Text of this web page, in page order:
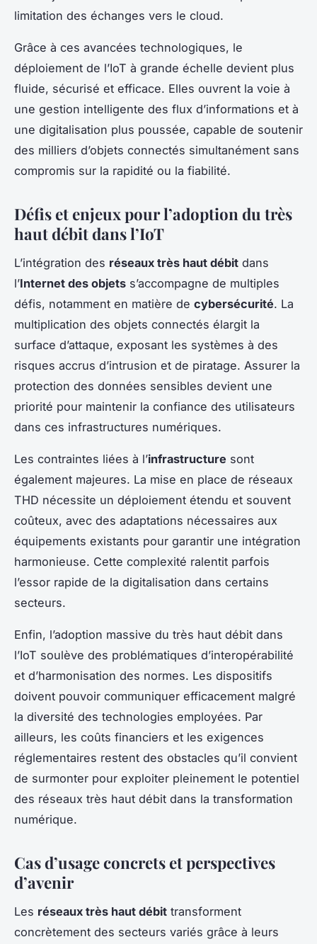
limitation des échanges vers le cloud.
Grâce à ces avancées technologiques, le
déploiement de l’IoT à grande échelle devient plus
fluide, sécurisé et efficace. Elles ouvrent la voie à
une gestion intelligente des flux d’informations et à
une digitalisation plus poussée, capable de soutenir
des milliers d’objets connectés simultanément sans
compromis sur la rapidité ou la fiabilité.
Défis et enjeux pour l’adoption du très
haut débit dans l’IoT
L’intégration des réseaux très haut débit dans
l’Internet des objets s’accompagne de multiples
défis, notamment en matière de cybersécurité. La
multiplication des objets connectés élargit la
surface d’attaque, exposant les systèmes à des
risques accrus d’intrusion et de piratage. Assurer la
protection des données sensibles devient une
priorité pour maintenir la confiance des utilisateurs
dans ces infrastructures numériques.
Les contraintes liées à l’infrastructure sont
également majeures. La mise en place de réseaux
THD nécessite un déploiement étendu et souvent
coûteux, avec des adaptations nécessaires aux
équipements existants pour garantir une intégration
harmonieuse. Cette complexité ralentit parfois
l’essor rapide de la digitalisation dans certains
secteurs.
Enfin, l’adoption massive du très haut débit dans
l’IoT soulève des problématiques d’interopérabilité
et d’harmonisation des normes. Les dispositifs
doivent pouvoir communiquer efficacement malgré
la diversité des technologies employées. Par
ailleurs, les coûts financiers et les exigences
réglementaires restent des obstacles qu’il convient
de surmonter pour exploiter pleinement le potentiel
des réseaux très haut débit dans la transformation
numérique.
Cas d’usage concrets et perspectives
d’avenir
Les réseaux très haut débit transforment
concrètement des secteurs variés grâce à leurs